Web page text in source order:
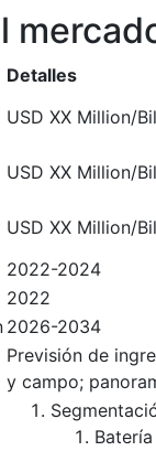
Detalles
USD XX Million/
USD XX Million/
USD XX Million/
2022-2024
2022
2026-2034
Previsión de
y campo;